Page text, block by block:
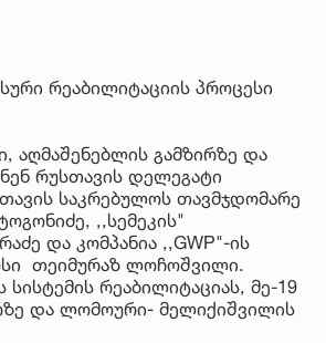
რეაბილიტაციის პროცესი
აღმაშენებლის გამზირზე და
რუსთავის დელეგატი
საკრებულოს თავმჯდომარე
,,სემეკის"
და კომპანია ,,GWP"-ის
თეიმურაზ ლოჩოშვილი.
რეაბილიტაციას, მე-19
და ლომოური- მელიქიშვილის